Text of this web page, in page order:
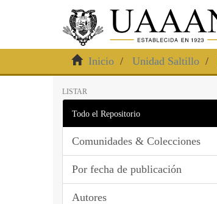
Inicio Unidad Saltillo
LISTAR
Todo el Repositorio
Comunidades & Colecciones
Por fecha de publicación
Autores